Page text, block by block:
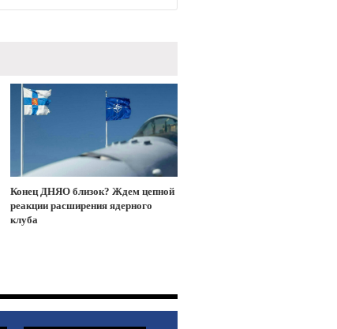
Конец ДНЯО близок? Ждем цепной
реакции расширения ядерного
клуба